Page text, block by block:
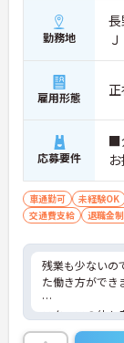
勤務地
雇用形態
応募要件
■
車通勤可 未経験OK
交通費支給
退職金
残業も少ないの
た働き方ができ
スタッフの仲も
です。